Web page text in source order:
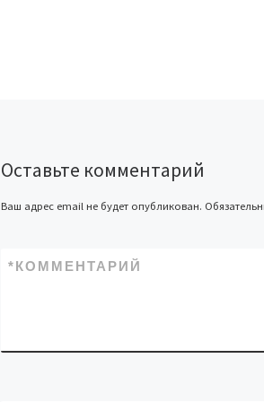
Оставьте комментарий
Ваш адрес email не будет опубликован.
КОММЕНТАРИЙ
*